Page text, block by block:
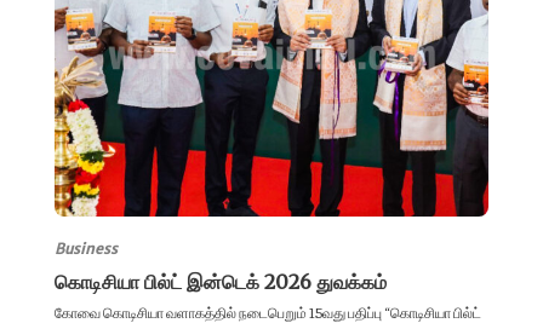
Business
கொடிசியா பில்ட் இன்டெக் 2026 துவக்கம்
கோவை கொடிசியா வளாகத்தில் நடைபெறும் 15வது பதிப்பு “கொடிசியா பில்ட்